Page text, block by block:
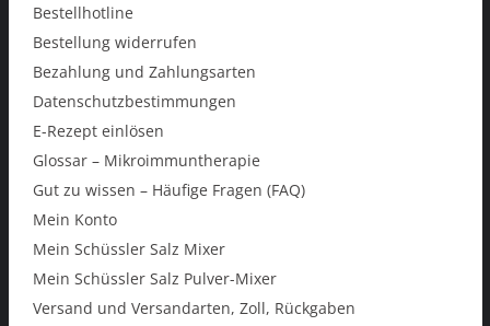
Bestellhotline
Bestellung widerrufen
Bezahlung und Zahlungsarten
Datenschutzbestimmungen
E-Rezept einlösen
Glossar – Mikroimmuntherapie
Gut zu wissen – Häufige Fragen (FAQ)
Mein Konto
Mein Schüssler Salz Mixer
Mein Schüssler Salz Pulver-Mixer
Versand und Versandarten, Zoll, Rückgaben